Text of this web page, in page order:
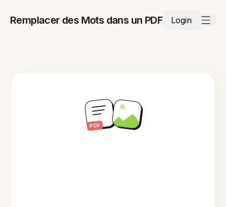
Remplacer des Mots dans un PDF Login